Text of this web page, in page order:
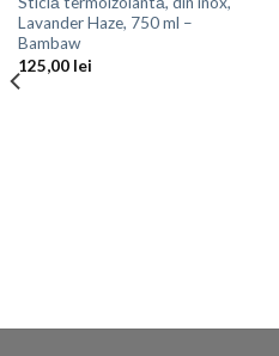
la
Lavander Haze, 750 ml –
Bambaw
125,00 lei